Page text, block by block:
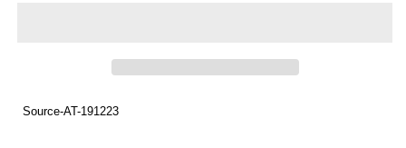
Source-AT-191223